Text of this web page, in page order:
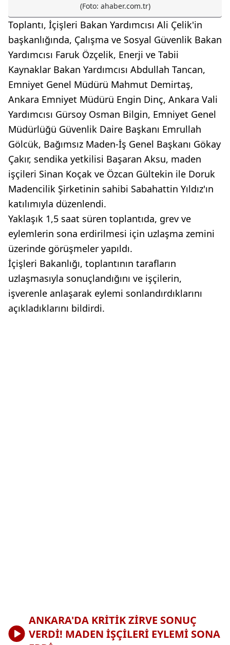
(Foto: ahaber.com.tr)
Toplantı, İçişleri Bakan Yardımcısı Ali Çelik'in
başkanlığında, Çalışma ve Sosyal Güvenlik Bakan
Yardımcısı Faruk Özçelik, Enerji ve Tabii
Kaynaklar Bakan Yardımcısı Abdullah Tancan,
Emniyet Genel Müdürü Mahmut Demirtaş,
Ankara Emniyet Müdürü Engin Dinç, Ankara Vali
Yardımcısı Gürsoy Osman Bilgin, Emniyet Genel
Müdürlüğü Güvenlik Daire Başkanı Emrullah
Gölcük, Bağımsız Maden-İş Genel Başkanı Gökay
Çakır, sendika yetkilisi Başaran Aksu, maden
işçileri Sinan Koçak ve Özcan Gültekin ile Doruk
Madencilik Şirketinin sahibi Sabahattin Yıldız'ın
katılımıyla düzenlendi.
Yaklaşık 1,5 saat süren toplantıda, grev ve
eylemlerin sona erdirilmesi için uzlaşma zemini
üzerinde görüşmeler yapıldı.
İçişleri Bakanlığı, toplantının tarafların
uzlaşmasıyla sonuçlandığını ve işçilerin,
işverenle anlaşarak eylemi sonlandırdıklarını
açıkladıklarını bildirdi.
ANKARA'DA KRİTİK ZİRVE SONUÇ
VERDİ! MADEN İŞÇİLERİ EYLEMİ SONA